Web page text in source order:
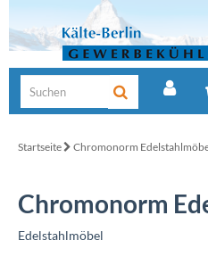
Startseite Chromonorm
Chromonorm
Edelstahlmöbel